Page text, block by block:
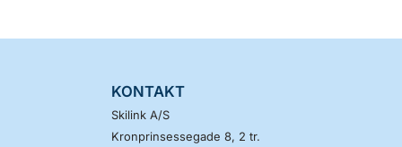
KONTAKT
Skilink A/S
Kronprinsessegade 8, 2 tr.